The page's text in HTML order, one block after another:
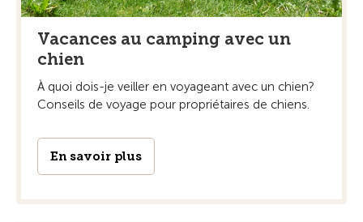
Vacances au camping avec un
chien
À quoi dois-je veiller en voyageant avec un chien?
Conseils de voyage pour propriétaires de chiens.
En savoir plus